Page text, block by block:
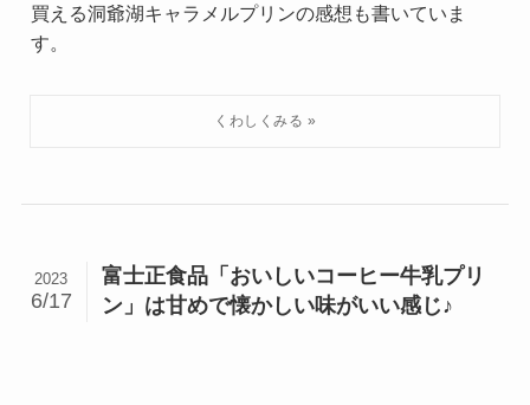
買える洞爺湖キャラメルプリンの感想も書いていま
す。
富士正食品「おいしいコーヒー牛乳プリ
ン」は甘めで懐かしい味がいい感じ♪
2023
6/17